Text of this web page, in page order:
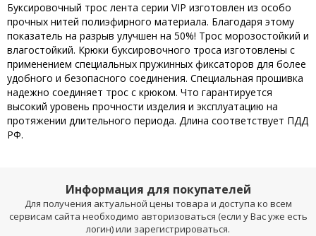
Буксировочный трос лента серии VIP изготовлен из особо
прочных нитей полиэфирного материала. Благодаря этому
показатель на разрыв улучшен на 50%! Трос морозостойкий и
влагостойкий. Крюки буксировочного троса изготовлены с
применением специальных пружинных фиксаторов для более
удобного и безопасного соединения. Специальная прошивка
надежно соединяет трос с крюком. Что гарантируется
высокий уровень прочности изделия и эксплуатацию на
протяжении длительного периода. Длина соответствует ПДД
РФ.
Информация для покупателей
Для получения актуальной цены товара и доступа ко всем
сервисам сайта необходимо авторизоваться (если у Вас уже есть
логин) или зарегистрироваться.